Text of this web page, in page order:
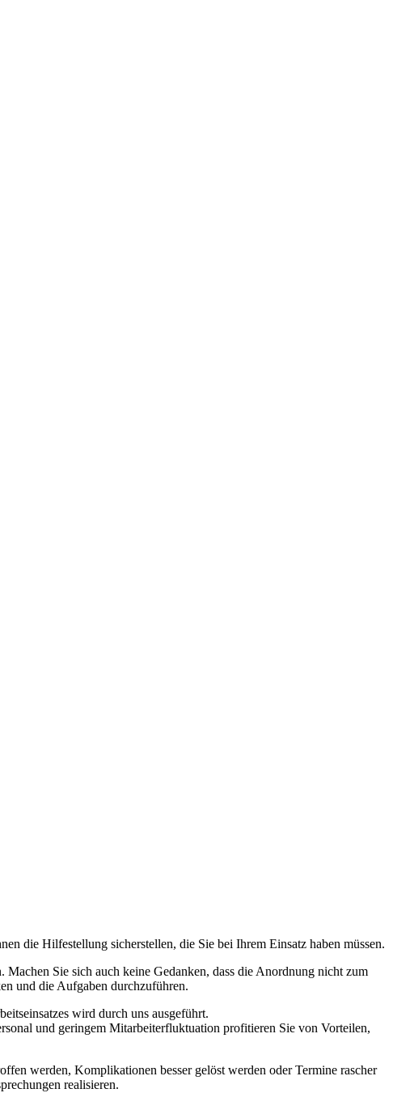
die Hilfestellung sicherstellen, die Sie bei Ihrem Einsatz haben müssen.
Sie sich auch keine Gedanken, dass die Anordnung nicht zum
und die Aufgaben durchzuführen.
wird durch uns ausgeführt.
und geringem Mitarbeiterfluktuation profitieren Sie von Vorteilen,
werden, Komplikationen besser gelöst werden oder Termine rascher
realisieren.